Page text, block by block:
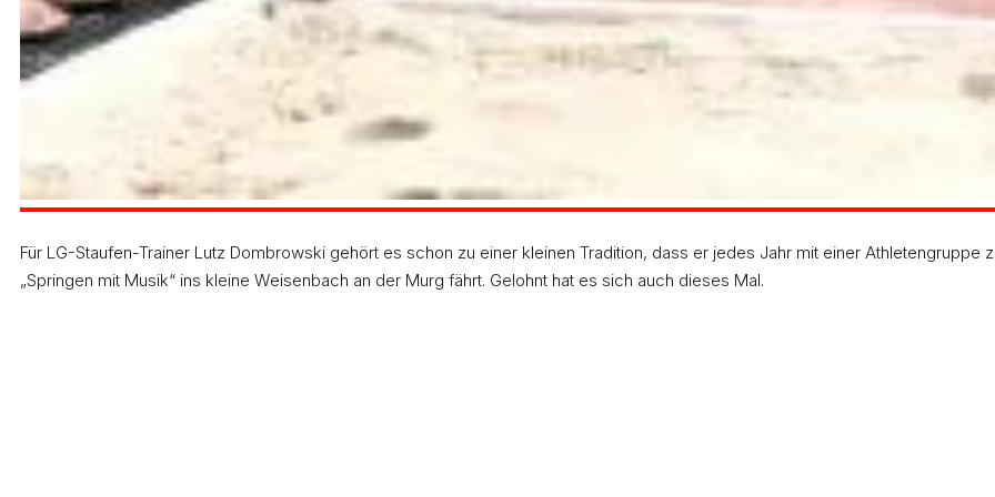
Für LG-Staufen-Trainer Lutz Dombrowski gehört es schon zu einer kleinen Tradition, dass er jedes Jahr mit einer Athletengruppe
„Springen mit Musik“ ins kleine Weisenbach an der Murg fährt. Gelohnt hat es sich auch dieses Mal.